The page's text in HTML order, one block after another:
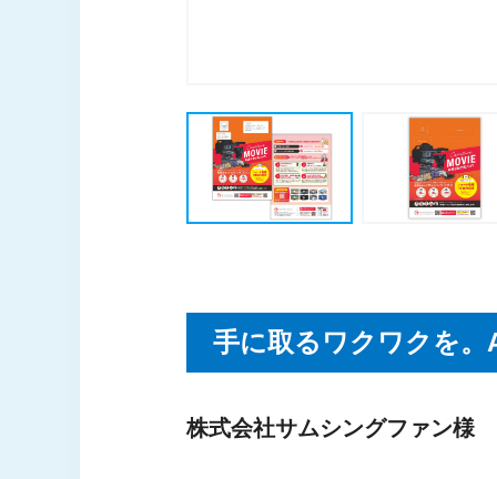
手に取るワクワクを
株式会社サムシングファン様